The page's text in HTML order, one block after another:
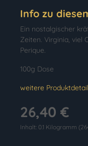
Info zu
Ein nostalgischer
Zeiten. Virginia, viel
Perique.
100g Dose
weitere
26,40 €
Inhalt: 0.1 Kilogramm